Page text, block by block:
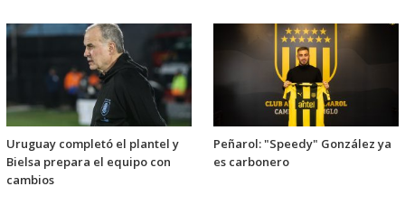
Uruguay completó el plantel y
Bielsa prepara el equipo con
cambios
Peñarol: "Speedy" González ya
es carbonero